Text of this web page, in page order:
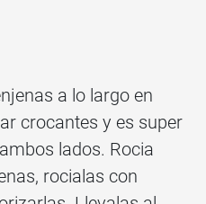
a lo largo en
crocantes y es super
lados. Rocia
rocialas con